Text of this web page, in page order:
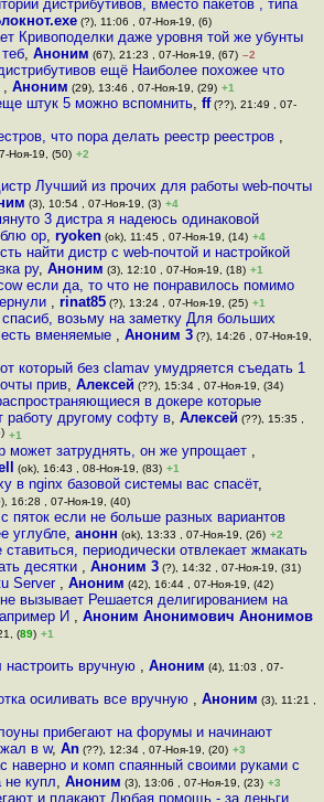
дистрибутивов, вместо пакетов , типа
(?), 11:06 , 07-Ноя-19, (6)
Кривоподелки даже уровня той же убунты
, Аноним (67), 21:23 , 07-Ноя-19, (67) –2
ещё Наиболее похожее что
, Аноним (29), 13:46 , 07-Ноя-19, (29) +1
штук 5 можно вспомнить, ff(??), 21:49 , 07-
что пора делать реестр реестров ,
Ноя-19, (50) +2
Лучший из прочих для работы web-почты
(3), 10:54 , 07-Ноя-19, (3) +4
3 дистра я надеюсь одинаковой
op, ryoken(ok), 11:45 , 07-Ноя-19, (14) +4
найти дистр с web-почтой и настройкой
ру, Аноним (3), 12:10 , 07-Ноя-19, (18) +1
если да, то что не понравилось помимо
,rinat85 (?), 13:24 , 07-Ноя-19, (25) +1
возьму на заметку Для больших
вменяемые , Аноним 3(?), 14:26 , 07-Ноя-19,
который без clamav умудряется съедать 1
прив, Алексей (??), 15:34 , 07-Ноя-19, (34)
в докере которые
работу другому софту в, Алексей (??), 15:35 ,
+1
может затруднять, он же упрощает ,
(ok), 16:43 , 08-Ноя-19, (83) +1
в nginx базовой системы вас спасёт,
16:28 , 07-Ноя-19, (40)
пяток если не больше разных вариантов
углубле,анонн (ok), 13:33 , 07-Ноя-19, (26) +2
периодически отвлекает жмакать
десятки , Аноним 3(?), 14:32 , 07-Ноя-19, (31)
Server ,Аноним (42), 16:44 , 07-Ноя-19, (42)
вызывает Решается делигированием на
И ,Аноним Анонимович Анонимов
(89) +1
вручную ,Аноним (4), 11:03 , 07-
осиливать все вручную , Аноним (3), 11:21 ,
прибегают на форумы и начинают
в w, An(??), 12:34 , 07-Ноя-19, (20) +3
наверно и комп спаянный своими руками с
не купл,Аноним (3), 13:06 , 07-Ноя-19, (23) +3
и плакают Любая помощь - за деньги ,